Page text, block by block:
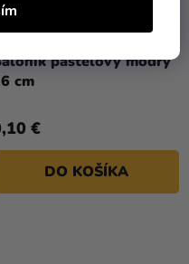
pastelový modrý
cm
€
DO KOŠÍKA